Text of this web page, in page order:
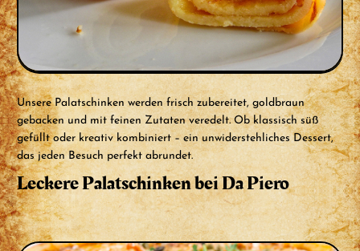
Unsere Palatschinken werden frisch zubereitet, goldbraun
gebacken und mit feinen Zutaten veredelt. Ob klassisch süß
gefüllt oder kreativ kombiniert – ein unwiderstehliches Dessert,
das jeden Besuch perfekt abrundet.
Leckere Palatschinken bei Da Piero